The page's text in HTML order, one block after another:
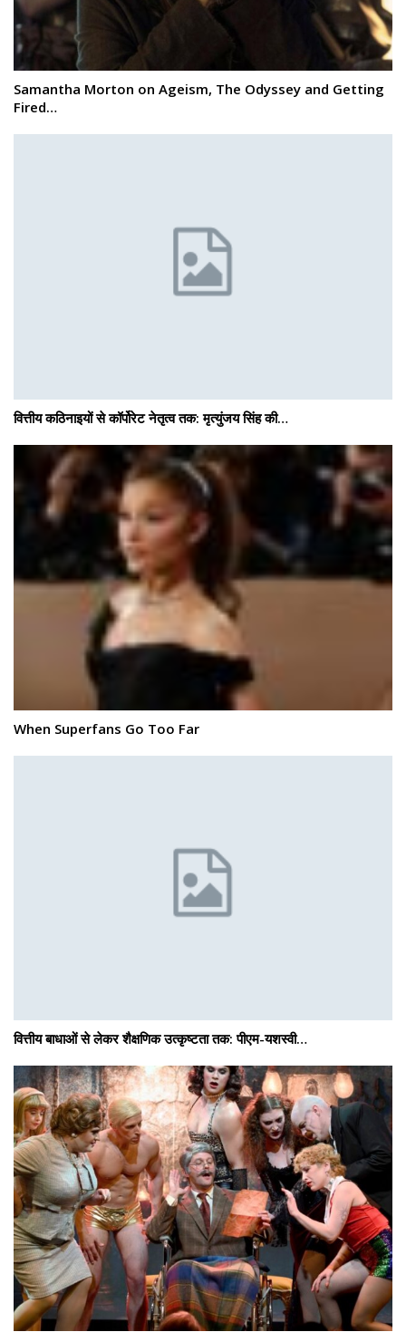
Samantha Morton on Ageism, The Odyssey and Getting
Fired…
वित्तीय कठिनाइयों से कॉर्पोरेट नेतृत्व तक: मृत्युंजय सिंह की…
When Superfans Go Too Far
वित्तीय बाधाओं से लेकर शैक्षणिक उत्कृष्टता तक: पीएम-यशस्वी…